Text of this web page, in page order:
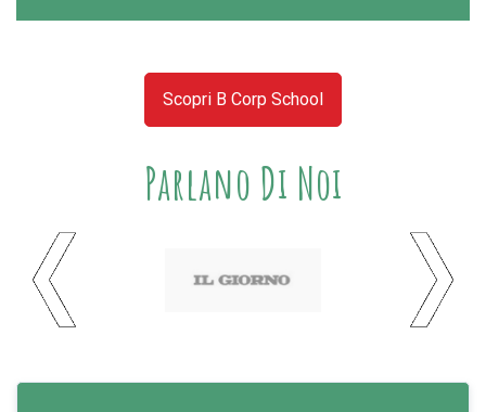
Scopri B Corp School
Parlano Di Noi